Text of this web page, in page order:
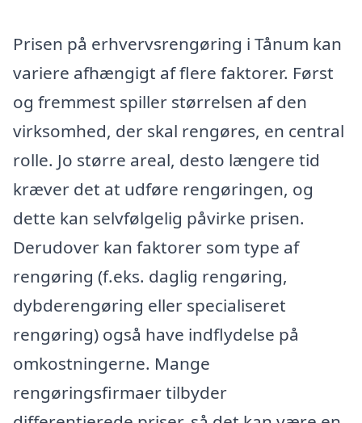
Prisen på erhvervsrengøring i Tånum kan
variere afhængigt af flere faktorer. Først
og fremmest spiller størrelsen af den
virksomhed, der skal rengøres, en central
rolle. Jo større areal, desto længere tid
kræver det at udføre rengøringen, og
dette kan selvfølgelig påvirke prisen.
Derudover kan faktorer som type af
rengøring (f.eks. daglig rengøring,
dybderengøring eller specialiseret
rengøring) også have indflydelse på
omkostningerne. Mange
rengøringsfirmaer tilbyder